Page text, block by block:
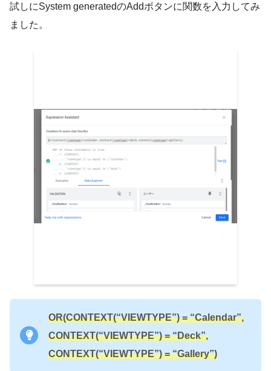
試しにSystem generatedのAddボタンに関数を入力してみ
ました。
OR(CONTEXT(“VIEWTYPE”) = “Calendar”,
CONTEXT(“VIEWTYPE”) = “Deck”,
CONTEXT(“VIEWTYPE”) = “Gallery”)